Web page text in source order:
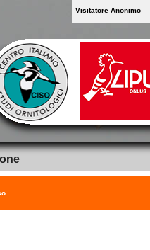
Visitatore Anonimo